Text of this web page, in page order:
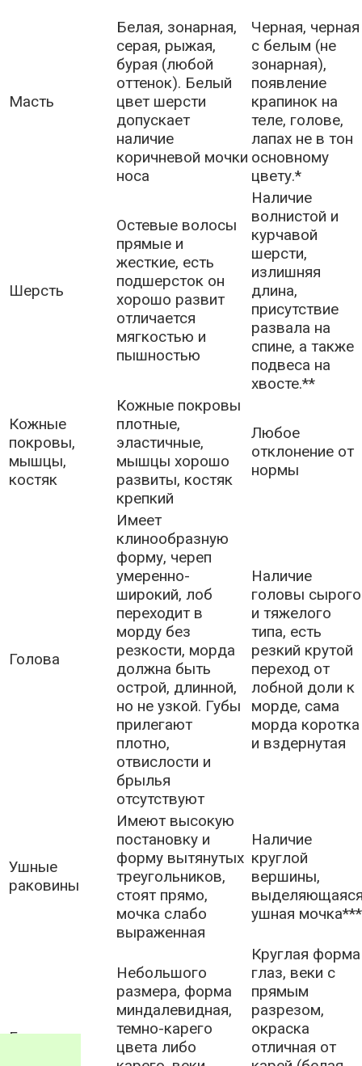
Масть
Белая, зонарная,
серая, рыжая,
бурая (любой
оттенок). Белый
цвет шерсти
допускает
наличие
коричневой мочки
носа
Черная, черная
с белым (не
зонарная),
появление
крапинок на
теле, голове,
лапах не в тон
основному
цвету.*
Шерсть
Остевые волосы
прямые и
жесткие, есть
подшерсток он
хорошо развит
отличается
мягкостью и
пышностью
Наличие
волнистой и
курчавой
шерсти,
излишняя
длина,
присутствие
развала на
спине, а также
подвеса на
хвосте.**
Кожные
покровы,
мышцы,
костяк
Кожные покровы
плотные,
эластичные,
мышцы хорошо
развиты, костяк
крепкий
Любое
отклонение от
нормы
Голова
Имеет
клинообразную
форму, череп
умеренно-
широкий, лоб
переходит в
морду без
резкости, морда
должна быть
острой, длинной,
но не узкой. Губы
прилегают
плотно,
отвислости и
брылья
отсутствуют
Наличие
головы сырого
и тяжелого
типа, есть
резкий крутой
переход от
лобной доли к
морде, сама
морда коротка
и вздернутая
Ушные
раковины
Имеют высокую
постановку и
форму вытянутых
треугольников,
стоят прямо,
мочка слабо
выраженная
Наличие
круглой
вершины,
ушная мочка***
Глаза
Небольшого
размера, форма
миндалевидная,
темно-карего
цвета либо
Круглая форма
глаз, веки с
прямым
разрезом,
окраска
отличная от